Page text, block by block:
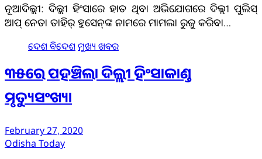
ନୂଆଦିଲ୍ଲୀ: ଦିଲ୍ଲୀ ହିଂସାରେ ହାତ ଥିବା ଅଭିଯୋଗରେ ଦିଲ୍ଲୀ ପୁଲିସ୍‌
ଆପ୍‌ ନେତା ତାହିର୍‌ ହୁସେନ୍‌ଙ୍କ ନାମରେ ମାମଲା ରୁଜୁ କରିବା…
ଦେଶ ବିଦେଶ ମୁଖ୍ୟ ଖବର
୩୫ରେ ପହଞ୍ଚିଲା ଦିଲ୍ଲୀ ହିଂସାକାଣ୍ଡ
ମୃତ୍ୟୁସଂଖ୍ୟା
February 27, 2020
Odisha Today